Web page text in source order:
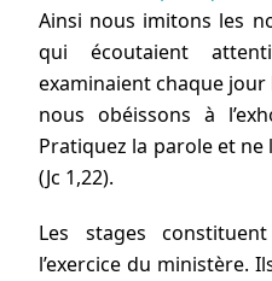
Ainsi nous imitons les
qui écoutaient
examinaient chaque jour
nous obéissons à
Pratiquez la parole et ne
(Jc 1,22).
Les stages
l’exercice du ministère.